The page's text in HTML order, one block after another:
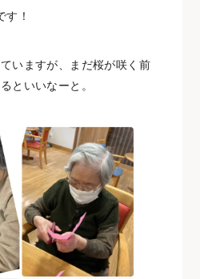
す！
いますが、まだ桜が咲く前
といいなーと。